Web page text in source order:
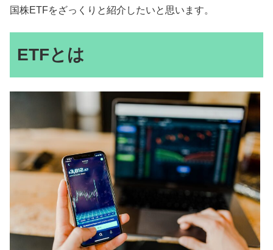
国株ETFをざっくりと紹介したいと思います。
ETFとは